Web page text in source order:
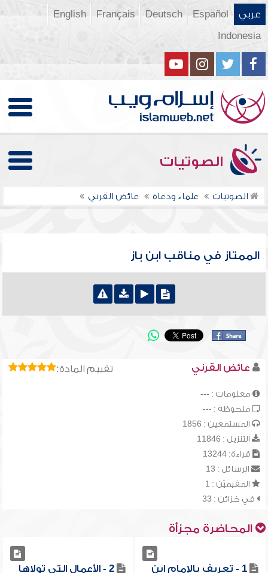
عربي Español
Deutsch
Français
English
Indonesia
الصوتيات
الصوتيات علماء ودعاة عائض القرني
الممتاز في مناقب ابن باز
تقييم المادة: عائض القرني
معلومات : ---
ملحوظة : ---
المستمعين : 1856
التنزيل : 11846
قراءة: 13244
الرسائل : 13
المقيميّن : 1
في خزائن : 33
المحاضرة مجزأة
1 - تعريف بالإمام ابن
2 - الأعمال التي تولاها